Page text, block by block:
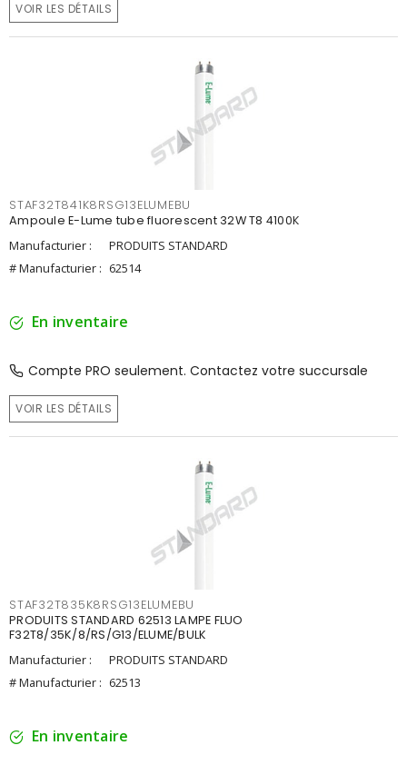
VOIR LES DÉTAILS
STAF32T841K8RSG13ELUMEBU
Ampoule E-Lume tube fluorescent 32W T8 4100K
Manufacturier :
PRODUITS STANDARD
# Manufacturier : 62514
En inventaire
Compte PRO seulement. Contactez votre succursale
VOIR LES DÉTAILS
STAF32T835K8RSG13ELUMEBU
PRODUITS STANDARD 62513 LAMPE FLUO
F32T8/35K/8/RS/G13/ELUME/BULK
Manufacturier :
PRODUITS STANDARD
# Manufacturier : 62513
En inventaire